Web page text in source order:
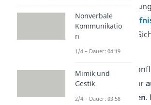
Aussage oder
Menschen ein
nach Anerkennung,
Wertschätzung.
Häufig werden im
Bedürfnisse nicht klar
oder nichtverstanden.
Nonverbale
Kommunikatio
n
1/4 – Dauer: 04:19
Mimik und
Gestik
2/4 – Dauer: 03:58